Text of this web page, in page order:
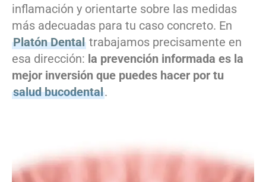
inflamación y orientarte sobre las medidas
más adecuadas para tu caso concreto. En
Platón Dental trabajamos precisamente en
esa dirección: la prevención informada es la
mejor inversión que puedes hacer por tu
salud bucodental.